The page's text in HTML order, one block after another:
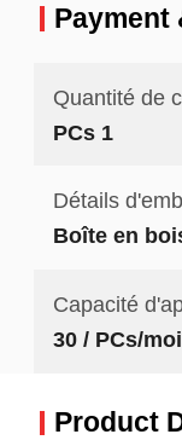
Payment
Quantité de
PCs 1
Détails
Boîte en
Capacité
30 / PCs/
Product